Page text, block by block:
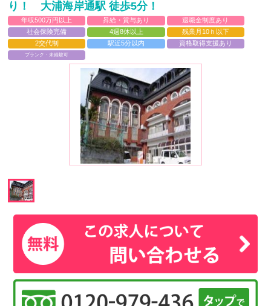
り！ 大浦海岸通駅 徒歩5分！
年収500万円以上 昇給・賞与あり
退職金制度あり
社会保険完備
4週8休以上
残業月10ｈ以下
2交代制
駅近5分以内 資格取得支援あり
ブランク・未経験可